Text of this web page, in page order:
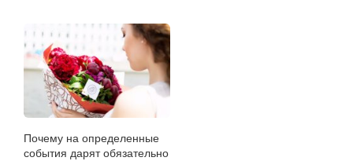
Почему на определенные
события дарят обязательно